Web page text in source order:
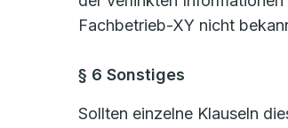
Fachbetrieb-XY nicht
§ 6 Sonstiges
Sollten einzelne Klauseln